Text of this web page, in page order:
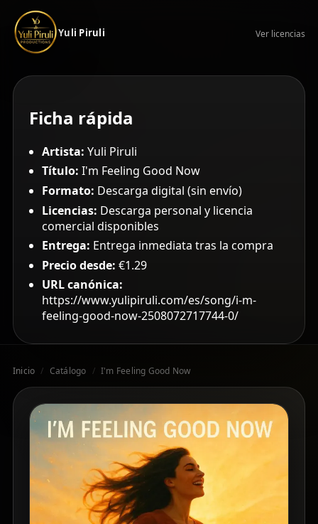
Yuli Piruli Ver licencias
Ficha rápida
Artista: Yuli Piruli
Título: I'm Feeling Good Now
Formato: Descarga digital (sin envío)
Licencias: Descarga personal y licencia
comercial disponibles
Entrega: Entrega inmediata tras la compra
Precio desde: €1.29
URL canónica:
https://www.yulipiruli.com/es/song/i-m-
feeling-good-now-2508072717744-0/
Inicio / Catálogo / I'm Feeling Good Now